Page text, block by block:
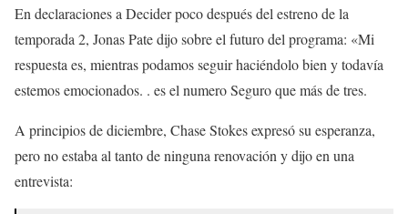
En declaraciones a Decider poco después del estreno de la
temporada 2, Jonas Pate dijo sobre el futuro del programa: «Mi
respuesta es, mientras podamos seguir haciéndolo bien y todavía
estemos emocionados. . es el numero Seguro que más de tres.
A principios de diciembre, Chase Stokes expresó su esperanza,
pero no estaba al tanto de ninguna renovación y dijo en una
entrevista: